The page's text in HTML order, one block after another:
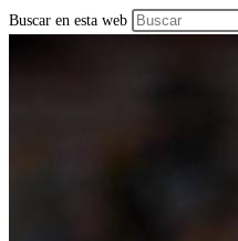
Buscar en esta web